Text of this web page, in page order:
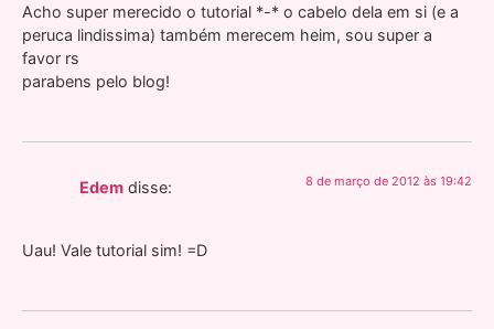
Acho super merecido o tutorial *-* o cabelo dela em si (e a
peruca lindissima) também merecem heim, sou super a
favor rs
parabens pelo blog!
Edem disse: 8 de março de 2012 às 19:42
Uau! Vale tutorial sim! =D